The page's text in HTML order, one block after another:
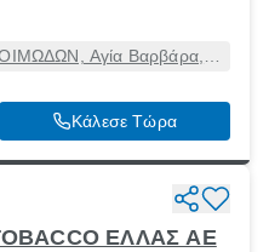
Αγία Βαρβάρα,
Κάλεσε Τώρα
ΕΛΛΑΣ ΑΕ